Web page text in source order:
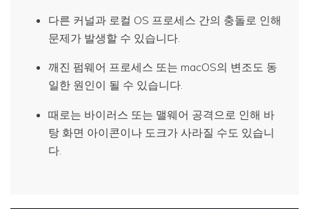
다른 커널과 로컬 OS 프로세스 간의 충돌로 인해
문제가 발생할 수 있습니다.
깨진 펌웨어 프로세스 또는 macOS의 변조도 동
일한 원인이 될 수 있습니다.
때로는 바이러스 또는 맬웨어 공격으로 인해 바
탕 화면 아이콘이나 도크가 사라질 수도 있습니
다.